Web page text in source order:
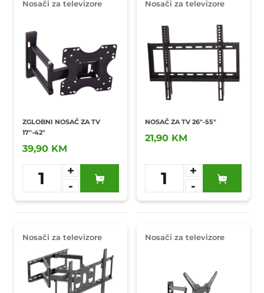
Nosači za televizore
ZGLOBNI NOSAČ ZA TV
17"-42"
39,90 KM
1
+
-
Dodaj u
omiljene
Nosači za televizore
NOSAČ ZA TV 26"-55"
21,90 KM
1
+
-
Dodaj u
omiljene
Nosači za televizore Nosači za televizore